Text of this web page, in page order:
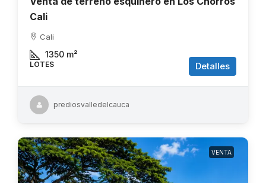
Cali
Cali
1350 m²
LOTES Detalles
prediosvalledelcauca
VENTA